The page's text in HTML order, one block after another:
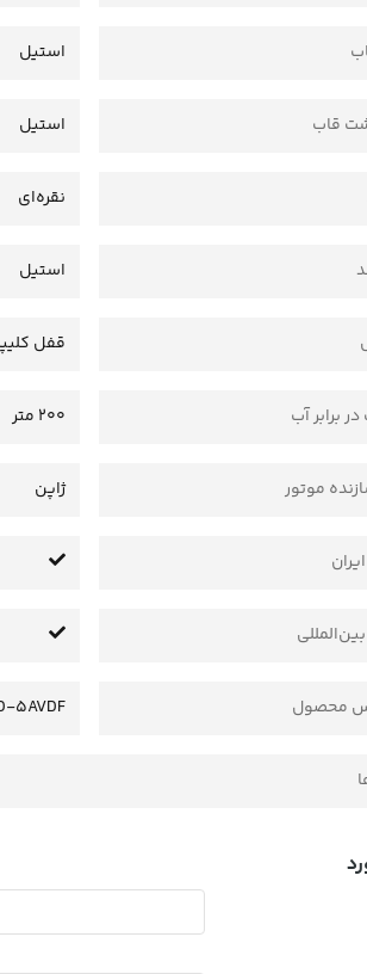
استیل
قاب استیل
نقره‌ای
استیل
قفل
برابر آب 200 متر
موتور ژاپن
محصول 5AVDF